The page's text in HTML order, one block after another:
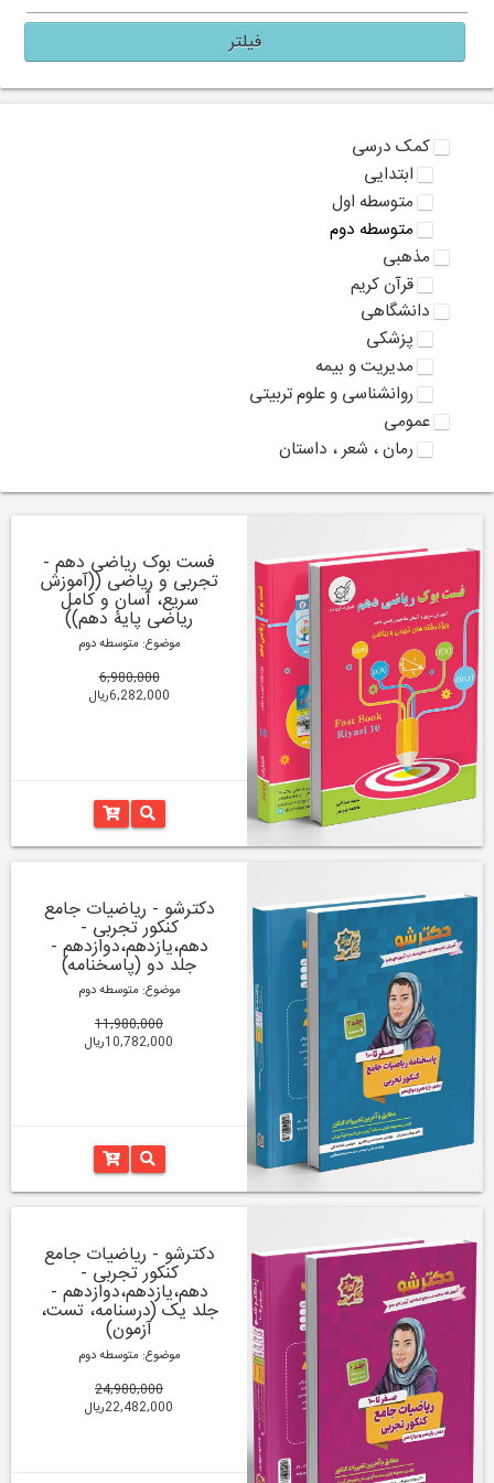
فیلتر
کمک درسی
ابتدایی
متوسطه اول
متوسطه دوم
مذهبی
قرآن کریم
دانشگاهی
پزشکی
مدیریت و بیمه
روانشناسی و علوم تربیتی
عمومی
رمان ، شعر ، داستان
فست بوک ریاضی دهم -
تجربی و ریاضی ((آموزش
سریع، آسان و کامل
ریاضی پایۀ دهم))
موضوع: متوسطه دوم
6,980,000
6,282,000ریال
دکترشو - ریاضیات جامع
کنکور تجربی -
دهم،یازدهم،دوازدهم -
جلد دو (پاسخنامه)
موضوع: متوسطه دوم
11,980,000
10,782,000ریال
دکترشو - ریاضیات جامع
کنکور تجربی -
دهم،یازدهم،دوازدهم -
جلد یک (درسنامه، تست،
آزمون)
موضوع: متوسطه دوم
24,980,000
22,482,000ریال